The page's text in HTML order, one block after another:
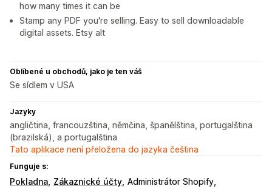
how many times it can be
Stamp any PDF you're selling. Easy to sell downloadable
digital assets. Etsy alt
Oblíbené u obchodů, jako je ten váš
Se sídlem v USA
Jazyky
angličtina, francouzština, němčina, španělština, portugalština
(brazilská), a portugalština
Tato aplikace není přeložena do jazyka čeština
Funguje s:
Pokladna Zákaznické účty Administrátor Shopify